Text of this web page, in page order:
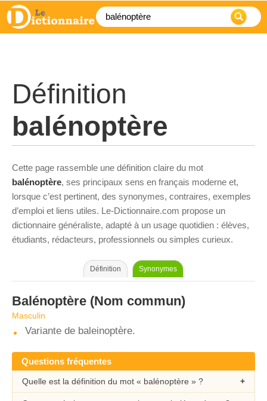
Définition
balénoptère
Cette page rassemble une définition claire du mot
balénoptère, ses principaux sens en français moderne et,
lorsque c’est pertinent, des synonymes, contraires, exemples
d’emploi et liens utiles. Le-Dictionnaire.com propose un
dictionnaire généraliste, adapté à un usage quotidien : élèves,
étudiants, rédacteurs, professionnels ou simples curieux.
Définition Synonymes
Balénoptère (Nom commun)
Masculin
Variante de baleinoptère.
Questions fréquentes
Quelle est la définition du mot « balénoptère » ?